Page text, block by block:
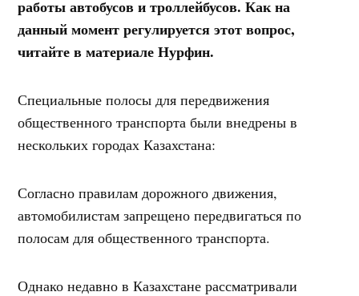
работы автобусов и троллейбусов. Как на
данный момент регулируется этот вопрос,
читайте в материале Нурфин.
Специальные полосы для передвижения
общественного транспорта были внедрены в
нескольких городах Казахстана:
Согласно правилам дорожного движения,
автомобилистам запрещено передвигаться по
полосам для общественного транспорта.
Однако недавно в Казахстане рассматривали